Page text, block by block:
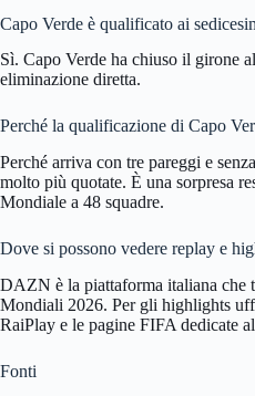
Capo Verde è qualificato ai
Sì. Capo Verde ha chiuso il girone
eliminazione diretta.
Perché la qualificazione di Capo
Perché arriva con tre pareggi e
molto più quotate. È una sorpresa
Mondiale a 48 squadre.
Dove si possono vedere replay e
DAZN è la piattaforma italiana che
Mondiali 2026. Per gli highlights
RaiPlay e le pagine FIFA dedicate
Fonti